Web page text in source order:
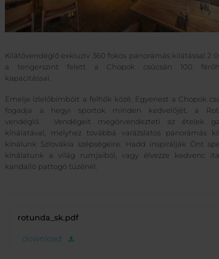
Kilátóvendéglő exkluzív 360 fokos panorámás kilátással 2
a tengerszint felett a Chopok csúcsán 100
kapacitással.
Emelje ízlelőbimbóit a felhők közé. Egyenest a Chopok
fogadja a hegyi sportok minden kedvelőjét, a
vendéglő. Vendégeit megörvendezteti az ételek
kínálatával, melyhez továbbá varázslatos panorámás
kínálunk Szlovákia szépségeire. Hadd inspirálják Önt
kínálatunk a világ rumjaiból, vagy élvezze kedvenc
kandalló pattogó tüzénél.
rotunda_sk.pdf
download